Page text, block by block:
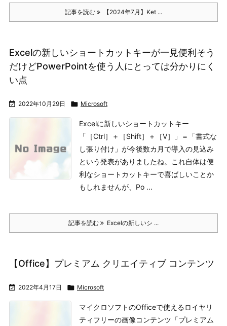
記事を読む 【2024年7月】Ket ...
Excelの新しいショートカットキーが一見便利そう
だけどPowerPointを使う人にとっては分かりにく
い点
 2022年10月29日  Microsoft
Excelに新しいショートカットキー
「［Ctrl］＋［Shift］＋［V］」＝「書式な
し張り付け」が今後数カ月で導入の見込み
という発表がありましたね。
これ自体は便
利なショートカットキーで喜ばしいことか
もしれませんが、Po ...
記事を読む Excelの新しいシ ...
【Office】プレミアム クリエイティブ コンテンツ
 2022年4月17日  Microsoft
マイクロソフトのOfficeで使えるロイヤリ
ティフリーの画像コンテンツ「プレミアム